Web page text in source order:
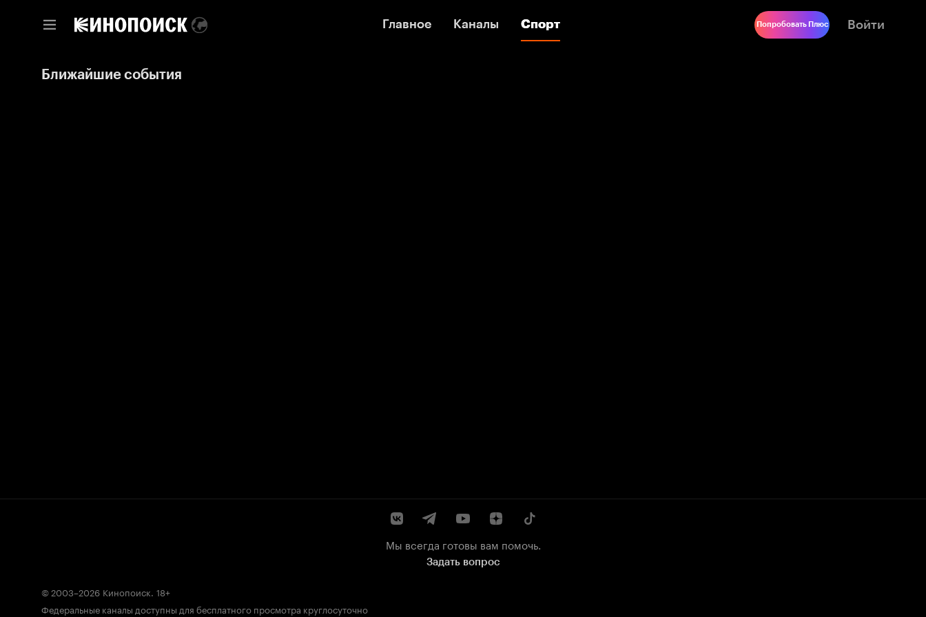
Главное Каналы Спорт
Главное Каналы Спорт Попробовать Плюс Войти
Ближайшие события
Мы всегда готовы вам помочь.
Задать вопрос
© 2003–2026 Кинопоиск. 18+
Федеральные каналы доступны для бесплатного просмотра круглосуточно